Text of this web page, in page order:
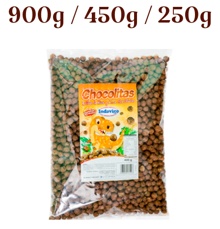
900g / 450g / 250g